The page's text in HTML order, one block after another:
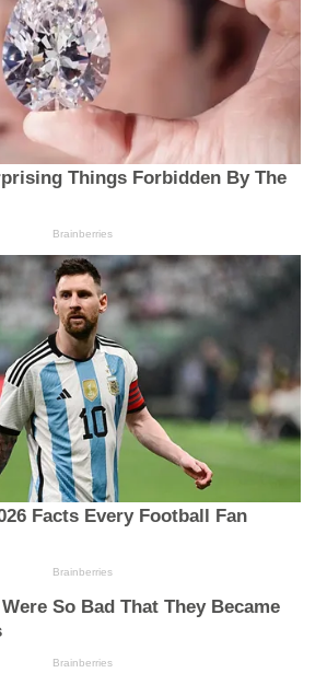
Things Forbidden By The
Brainberries
Facts Every Football Fan
Brainberries
So Bad That They Became
Brainberries